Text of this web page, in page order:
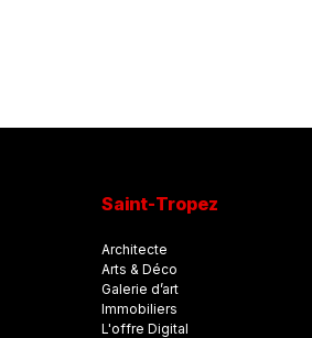
Saint-Tropez
Architecte
Arts & Déco
Galerie d’art
Immobiliers
L'offre Digital